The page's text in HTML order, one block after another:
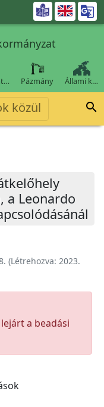

Pázmány Állami k…
közül 
a Leonardo
(Létrehozva: 2023.
a beadási